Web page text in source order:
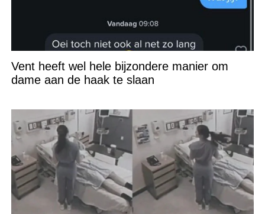
Vent heeft wel hele bijzondere manier om
dame aan de haak te slaan